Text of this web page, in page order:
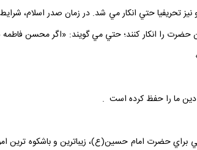
تحريفيا حتي انكار مي‏ شد. در زمان صدر اسلام،
را انكار كنند؛ حتي مي‏ گويند: «اگر محسن
دين ما را حفظ كرده است .
براي حضرت امام حسين(ع)، زيباترين و باشكوه ‏ترين